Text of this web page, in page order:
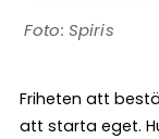
Spiris
Friheten att
att starta eget.